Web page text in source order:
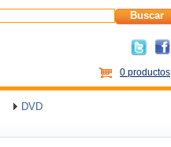
Buscar
0 productos
DVD